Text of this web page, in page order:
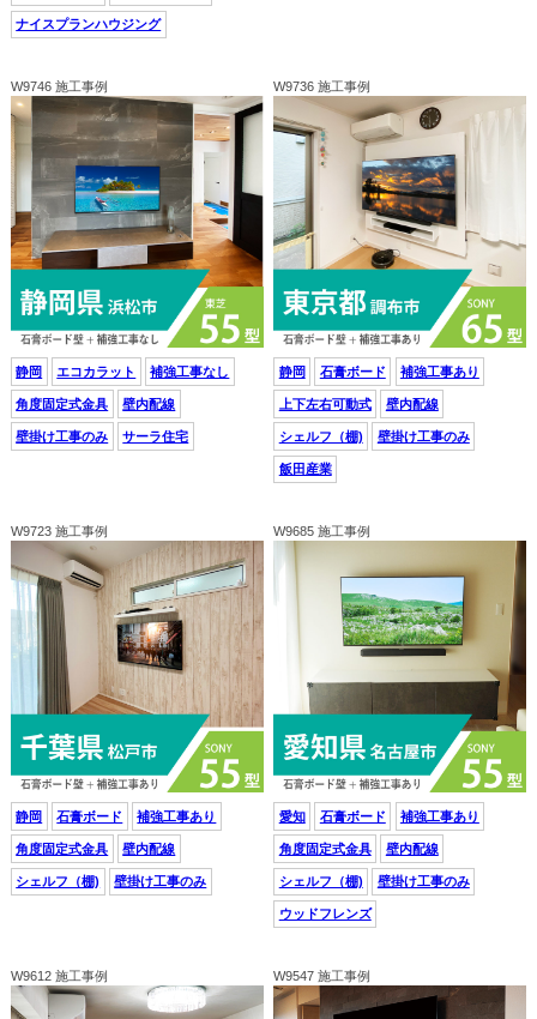
ナイスプランハウジング
W9746 施工事例
静岡 エコカラット 補強工事なし
角度固定式金具 壁内配線
壁掛け工事のみ サーラ住宅
W9736 施工事例
静岡 石膏ボード 補強工事あり
上下左右可動式 壁内配線
シェルフ（棚) 壁掛け工事のみ
飯田産業
W9723 施工事例
静岡 石膏ボード 補強工事あり
角度固定式金具 壁内配線
シェルフ（棚) 壁掛け工事のみ
W9685 施工事例
愛知 石膏ボード 補強工事あり
角度固定式金具 壁内配線
シェルフ（棚) 壁掛け工事のみ
ウッドフレンズ
W9612 施工事例 W9547 施工事例